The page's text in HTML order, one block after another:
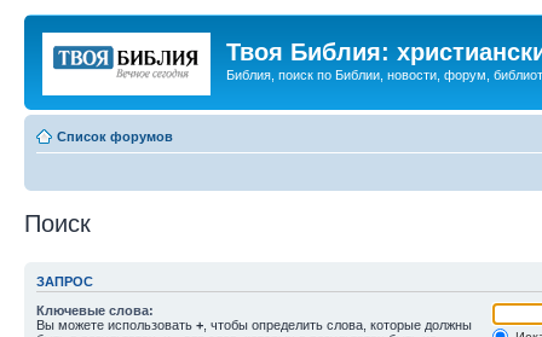
Твоя Библия:
Библия, поиск по Библии, новости, форум,
Список форумов
Поиск
ЗАПРОС
Ключевые слова:
Вы можете использовать + , чтобы определить слова, которые должны